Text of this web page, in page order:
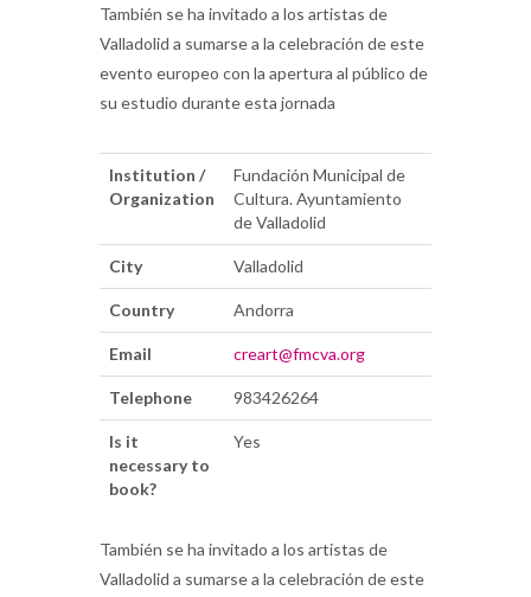
También se ha invitado a los artistas de
Valladolid a sumarse a la celebración de este
evento europeo con la apertura al público de
su estudio durante esta jornada
Institution /
Organization
Fundación Municipal de
Cultura. Ayuntamiento
de Valladolid
City Valladolid
Country Andorra
Email creart@fmcva.org
Telephone 983426264
Is it
necessary to
book?
Yes
También se ha invitado a los artistas de
Valladolid a sumarse a la celebración de este